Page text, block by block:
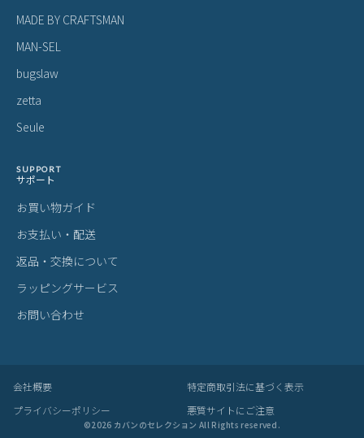
MADE BY CRAFTSMAN
MAN-SEL
bugslaw
zetta
Seule
SUPPORT
サポート
お買い物ガイド
お支払い・配送
返品・交換について
ラッピングサービス
お問い合わせ
会社概要
特定商取引法に基づく表示
プライバシーポリシー
悪質サイトにご注意
©2026 カバンのセレクション All Rights reserved.